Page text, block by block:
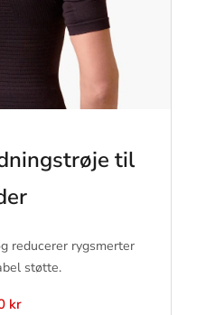
til
reducerer rygsmerter
støtte.
kr